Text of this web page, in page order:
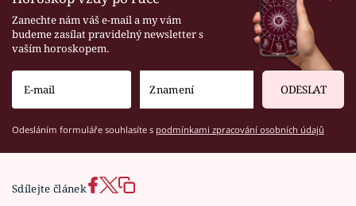
Zanechte nám váš e-mail a my vám
budeme zasílat pravidelný newsletter s
vaším horoskopem.
ODESLAT
Odesláním formuláře souhlasíte s podmínkami zpracování osobních údajů
Sdílejte článek